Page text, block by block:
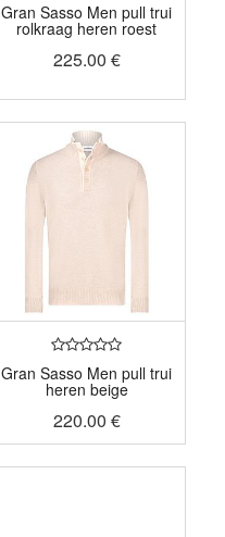
Gran Sasso Men pull trui
rolkraag heren roest
225.00 €
Gran Sasso Men pull trui
heren beige
220.00 €